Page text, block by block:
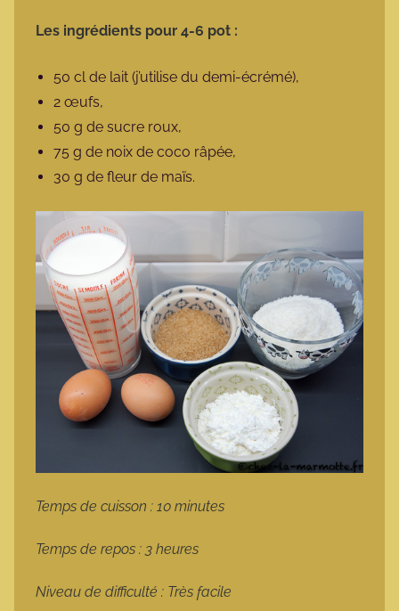
Les ingrédients pour 4-6 pot :
50 cl de lait (j’utilise du demi-écrémé),
2 œufs,
50 g de sucre roux,
75 g de noix de coco râpée,
30 g de fleur de maïs.
Temps de cuisson : 10 minutes
Temps de repos : 3 heures
Niveau de difficulté : Très facile